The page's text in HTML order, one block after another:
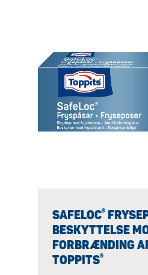
SAFELOC®
BESKYTTELSE
FORBRÆNDING
TOPPITS®